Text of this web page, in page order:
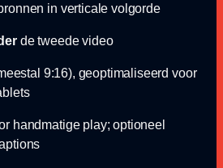
in verticale volgorde
de tweede video
9:16), geoptimaliseerd voor
handmatige play; optioneel